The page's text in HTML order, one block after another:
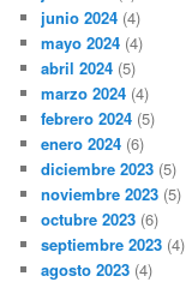
junio 2024 (4)
mayo 2024 (4)
abril 2024 (5)
marzo 2024 (4)
febrero 2024 (5)
enero 2024 (6)
diciembre 2023 (5)
noviembre 2023 (5)
octubre 2023 (6)
septiembre 2023 (4)
agosto 2023 (4)